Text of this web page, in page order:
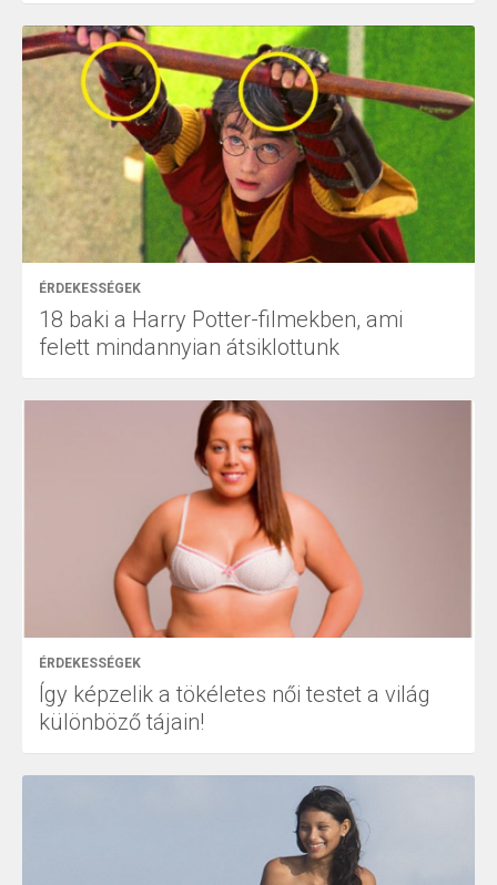
ÉRDEKESSÉGEK
18 baki a Harry Potter-filmekben, ami
felett mindannyian átsiklottunk
ÉRDEKESSÉGEK
Így képzelik a tökéletes női testet a világ
különböző tájain!